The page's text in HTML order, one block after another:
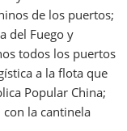
de los puertos;
del Fuego y
todos los puertos
a la flota que
Popular China;
la cantinela